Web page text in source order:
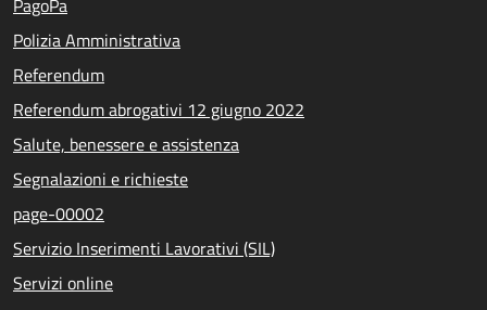
Polizia Amministrativa
Referendum
Referendum abrogativi 12 giugno 2022
Salute, benessere e assistenza
Segnalazioni e richieste
page-00002
Servizio Inserimenti Lavorativi (SIL)
Servizi online